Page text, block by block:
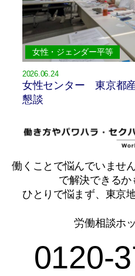
女性・ジェンダー平等
2026.06.24
女性センター 東京都
懇談
働くことで悩んでいませ
で解決できるか
ひとりで悩まず、東京
労働相談ホ
0120-